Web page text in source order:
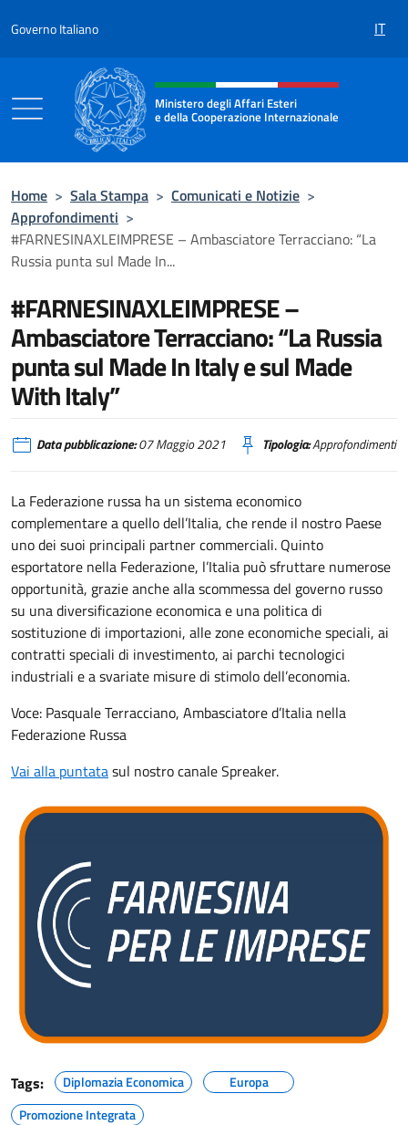
Governo Italiano IT
Intestazione sito, social e menù
Ministero degli Affari Esteri
e della Cooperazione Internazionale
Home > Sala Stampa > Comunicati e Notizie >
Approfondimenti >
#FARNESINAXLEIMPRESE – Ambasciatore Terracciano: “La
Russia punta sul Made In...
#FARNESINAXLEIMPRESE –
Ambasciatore Terracciano: “La Russia
punta sul Made In Italy e sul Made
With Italy”
Data pubblicazione:07 Maggio 2021 Tipologia:Approfondimenti
La Federazione russa ha un sistema economico
complementare a quello dell’Italia, che rende il nostro Paese
uno dei suoi principali partner commerciali. Quinto
esportatore nella Federazione, l’Italia può sfruttare numerose
opportunità, grazie anche alla scommessa del governo russo
su una diversificazione economica e una politica di
sostituzione di importazioni, alle zone economiche speciali, ai
contratti speciali di investimento, ai parchi tecnologici
industriali e a svariate misure di stimolo dell’economia.
Voce: Pasquale Terracciano, Ambasciatore d’Italia nella
Federazione Russa
Vai alla puntatasul nostro canale Spreaker.
Tags: Diplomazia Economica
Europa
Promozione Integrata